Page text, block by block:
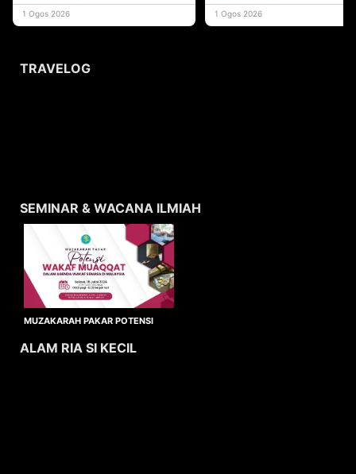
yang memberi ma
1 Ogos 2026
1 Ogos 2026
TRAVELOG
SEMINAR & WACANA ILMIAH
MUZAKARAH PAKAR POTENSI
ALAM RIA SI KECIL